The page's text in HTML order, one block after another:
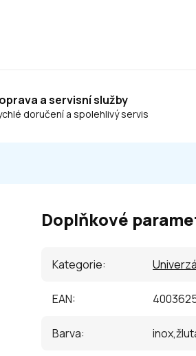
a servisní služby
doručení a spolehlivý servis
Doplňkové
Kategorie:
EAN:
Barva: